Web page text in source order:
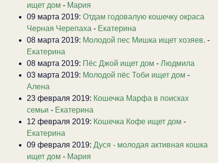
ищет дом - Мария
09 марта 2019: Отдам годовалую кошечку окраса
Черная Черепаха - Екатерина
08 марта 2019: Молодой пес Мишка ищет хозяев. -
Екатерина
08 марта 2019: Пёс Джой ищет дом - Людмила
03 марта 2019: Молодой пёс Тоби ищет дом -
Алена
23 февраля 2019: Кошечка Марфа в поисках
семьи - Екатерина
12 февраля 2019: Кошечка Кофе ищет дом -
Екатерина
09 февраля 2019: Дуся - молодая активная кошка
ищет дом - Мария